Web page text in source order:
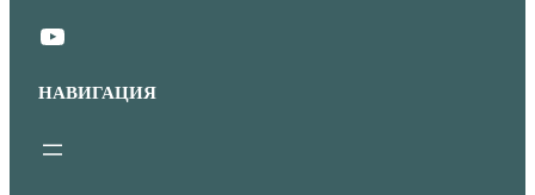
YouTube
НАВИГАЦИЯ